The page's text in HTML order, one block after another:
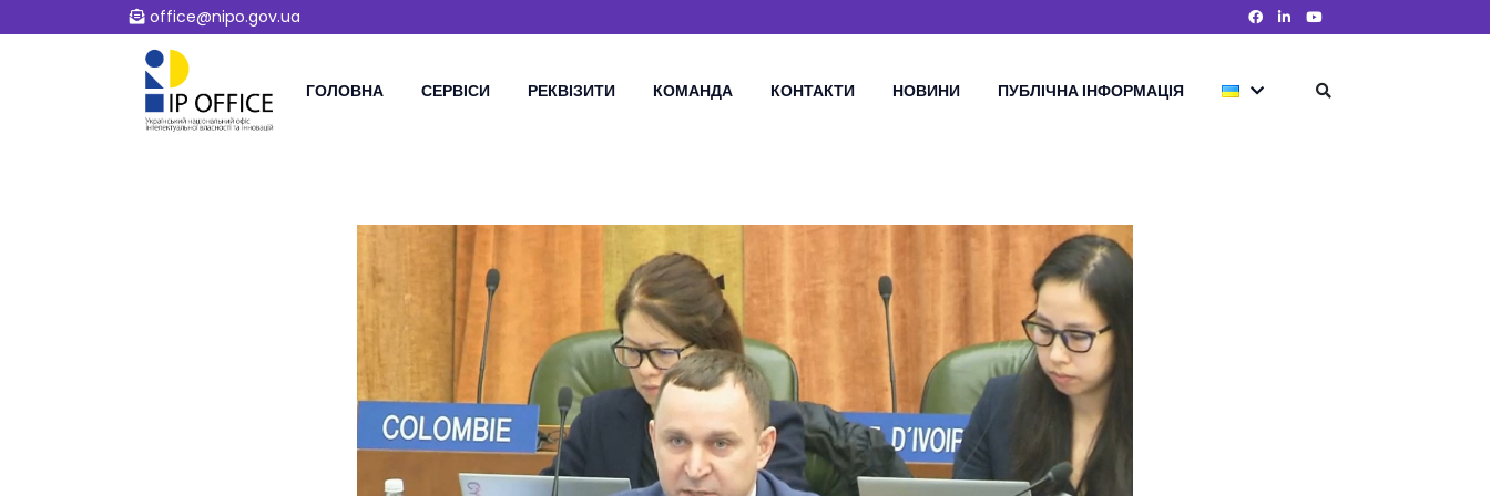
office@nipo.gov.ua
ГОЛОВНА СЕРВІСИ РЕКВІЗИТИ КОМАНДА КОНТАКТИ НОВИНИ ПУБЛІЧНА ІНФОРМАЦІЯ